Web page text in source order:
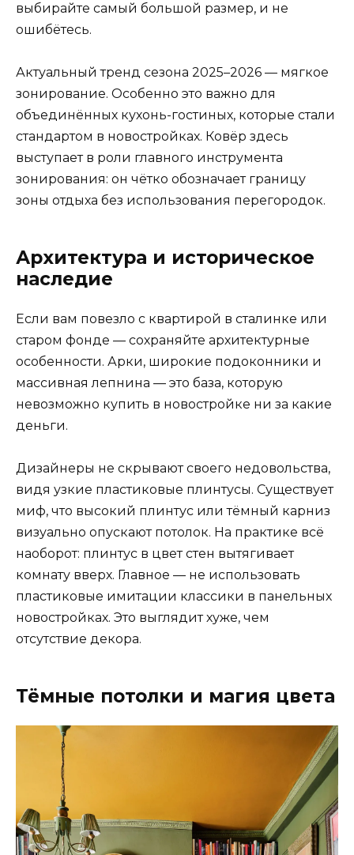
выбирайте самый большой размер, и не
ошибётесь.
Актуальный тренд сезона 2025–2026 — мягкое
зонирование. Особенно это важно для
объединённых кухонь-гостиных, которые стали
стандартом в новостройках. Ковёр здесь
выступает в роли главного инструмента
зонирования: он чётко обозначает границу
зоны отдыха без использования перегородок.
Архитектура и историческое
наследие
Если вам повезло с квартирой в сталинке или
старом фонде — сохраняйте архитектурные
особенности. Арки, широкие подоконники и
массивная лепнина — это база, которую
невозможно купить в новостройке ни за какие
деньги.
Дизайнеры не скрывают своего недовольства,
видя узкие пластиковые плинтусы. Существует
миф, что высокий плинтус или тёмный карниз
визуально опускают потолок. На практике всё
наоборот: плинтус в цвет стен вытягивает
комнату вверх. Главное — не использовать
пластиковые имитации классики в панельных
новостройках. Это выглядит хуже, чем
отсутствие декора.
Тёмные потолки и магия цвета